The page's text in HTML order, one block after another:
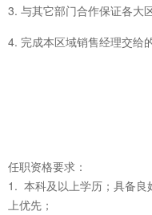
3. 与其它部门合作保证各大
4. 完成本区域销售经理交给
任职资格要求：
1. 本科及以上学历；具备良
上优先；